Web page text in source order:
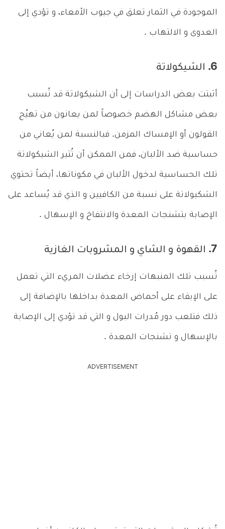
الموجودة في الثمار تعلق في جيوب الأمعاء، و تؤدي إلى
العدوى و الالتهاب .
6. الشيكولاتة
أثبتت بعض الدراسات إلى أن الشيكولاتة قد تُسبب
بعض مشاكل الهضم خصوصاً لمن يعانون من تهيُج
القولون أو الإمساك المزمن. فبالنسبة لمن يُعاني من
حساسية ضد الألبان، فمن الممكن أن تُثير الشيكولاتة
تلك الحساسية لدخول الألبان في مكوناتها، أيضاً تحتوي
الشكيولاتة على نسبة من الكافيين و الذي قد يُساعد على
الإصابة بتشنجات المعدة والانتفاخ و الإسهال .
7. القهوة و الشاي و المشروبات الغازية
تُسبب تلك المنبهات إرخاء عضلات المريء التي تعمل
على الإبقاء على أحماض المعدة بداخلها بالإضافة إلى
ذلك فتلعب دور مُدرات البول و التي قد تؤدي إلى الإصابة
بالإسهال و تشنجات المعدة .
ADVERTISEMENT